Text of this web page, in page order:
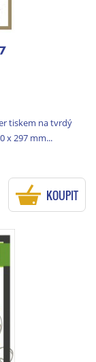
tiskem na tvrdý
x 297 mm...
KOUPIT